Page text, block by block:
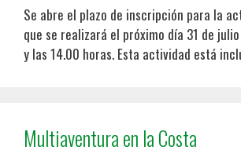
Se abre el plazo de inscripción para la
que se realizará el próximo día 31 de
y las 14.00 horas. Esta actividad está
Multiaventura en la Costa